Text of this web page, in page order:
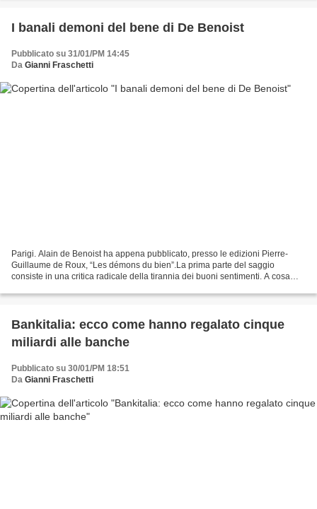
I banali demoni del bene di De Benoist
Pubblicato su 31/01/PM 14:45
Da Gianni Fraschetti
Parigi. Alain de Benoist ha appena pubblicato, presso le edizioni Pierre-
Guillaume de Roux, “Les démons du bien”.La prima parte del saggio
consiste in una critica radicale della tirannia dei buoni sentimenti. A cosa
Bankitalia: ecco come hanno regalato cinque
miliardi alle banche
Pubblicato su 30/01/PM 18:51
Da Gianni Fraschetti